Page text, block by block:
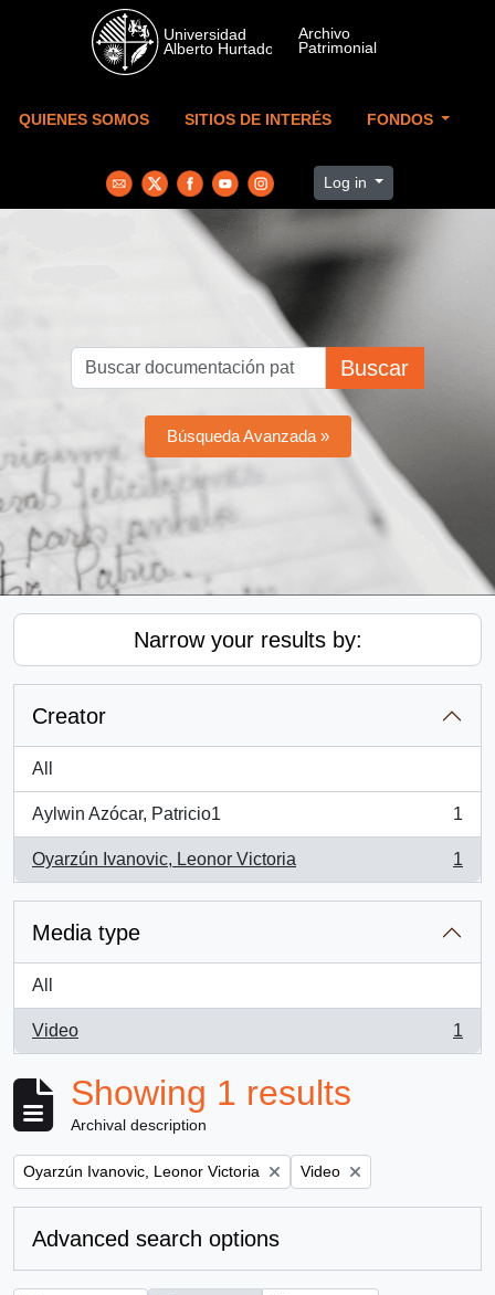
Skip to main content
QUIENES SOMOS SITIOS DE INTERÉS FONDOS
Log in
Buscar
Búsqueda Avanzada »
Narrow your results by:
Creator
All
Aylwin Azócar, Patricio1
, 1 results
1
Oyarzún Ivanovic, Leonor Victoria
, 1 results
1
Media type
All
Video
, 1 results
1
Showing 1 results
Archival description
Remove filter:
Oyarzún Ivanovic, Leonor Victoria Remove filter:
Video
Advanced search options